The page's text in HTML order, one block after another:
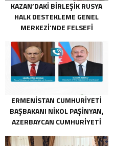
KAZAN’DAKI BIRLEŞIK RUSYA
HALK DESTEKLEME GENEL
MERKEZI’NDE FELSEFI
SERGI AÇILDI
ERMENISTAN CUMHURIYETI
BAŞBAKANI NIKOL PAŞINYAN,
AZERBAYCAN CUMHURIYETI
ALIYEV’I ARADI